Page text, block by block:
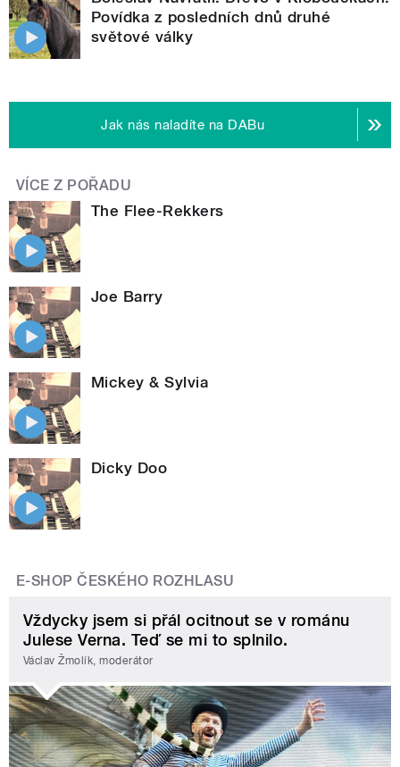
Povídka z posledních dnů druhé
světové války
Jak nás naladíte na DABu
VÍCE Z POŘADU
The Flee-Rekkers
Joe Barry
Mickey & Sylvia
Dicky Doo
E-SHOP ČESKÉHO ROZHLASU
Vždycky jsem si přál ocitnout se v románu
Julese Verna. Teď se mi to splnilo.
Václav Žmolík, moderátor